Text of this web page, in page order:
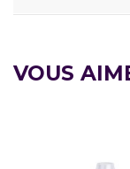
VOUS